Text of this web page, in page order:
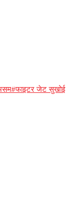
#फाइटर जेट सुखोई